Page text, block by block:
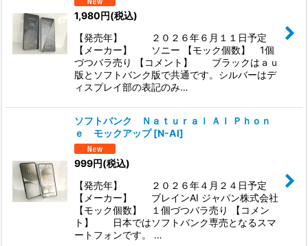
1,980円(税込)
【発売年】 ２０２６年６月１１日予定
【メーカー】 ソニー 【モック個数】 1個
づつバラ売り 【コメント】 ブラックはａｕ
版とソフトバンク版で共通です。シルバーはデ
ィスプレイ部の表記のみ…
ソフトバンク Ｎａｔｕｒａｌ ＡＩ Ｐｈｏｎ
ｅ モックアップ [N-AI]
999円(税込)
【発売年】 ２０２６年４月２４日予定
【メーカー】 ブレインAI ジャパン株式会社
【モック個数】 １個づつバラ売り 【コメン
ト】 日本ではソフトバンク専売となるスマ
ートフォンです。 …